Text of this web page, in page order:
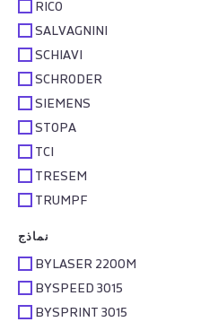
RICO
SALVAGNINI
SCHIAVI
SCHRODER
SIEMENS
STOPA
TCI
TRESEM
TRUMPF
نماذج
BYLASER 2200M
BYSPEED 3015
BYSPRINT 3015